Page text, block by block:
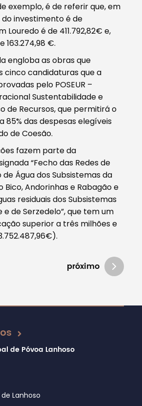
exemplo, é de referir que, em
do investimento é de
Louredo é de 411.792,82€ e,
163.274,98 €.
engloba as obras que
cinco candidaturas que a
pelo POSEUR –
Sustentabilidade e
de Recursos, que permitirá o
85% das despesas elegíveis
de Coesão.
fazem parte da
“Fecho das Redes de
Água dos Subsistemas da
Andorinhas e Rabagão e
residuais dos Subsistemas
e de Serzedelo”, que tem um
superior a três milhões e
próximo
11/2018
de Póvoa Lanhoso
Lanhoso